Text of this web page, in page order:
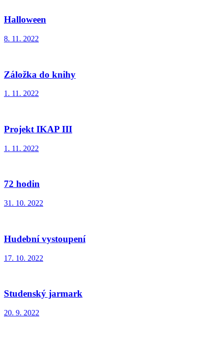
Halloween
8. 11. 2022
Záložka do knihy
1. 11. 2022
Projekt IKAP III
1. 11. 2022
72 hodin
31. 10. 2022
Hudební vystoupení
17. 10. 2022
Studenský jarmark
20. 9. 2022